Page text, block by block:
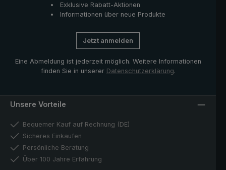
Exklusive Rabatt-Aktionen
Informationen über neue Produkte
Jetzt anmelden
Eine Abmeldung ist jederzeit möglich. Weitere Informationen
finden Sie in unserer Datenschutzerklärung.
Unsere Vorteile
Bequemer Kauf auf Rechnung (DE)
Sicheres Einkaufen
Persönliche Beratung
Über 100 Jahre Erfahrung